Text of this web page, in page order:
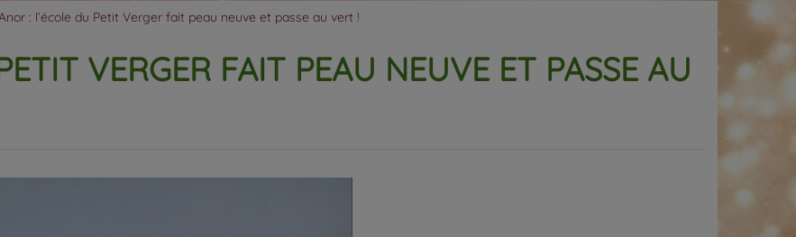
: l’école du Petit Verger fait peau neuve et passe au vert !
VERGER FAIT PEAU NEUVE ET PASSE AU